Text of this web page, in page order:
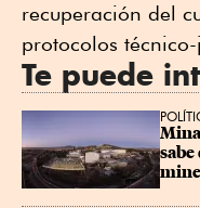
recuperación del
protocolos
Te puede
Mina